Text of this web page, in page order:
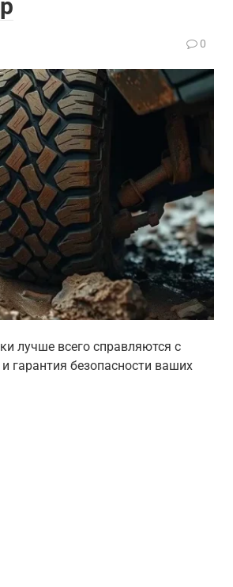
0
лучше всего справляются с
гарантия безопасности ваших